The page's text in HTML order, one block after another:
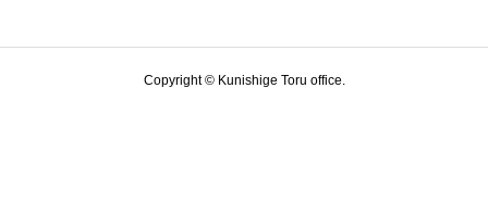
Copyright © Kunishige Toru office.